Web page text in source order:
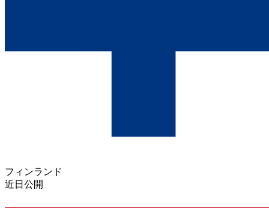
フィンランド
近日公開